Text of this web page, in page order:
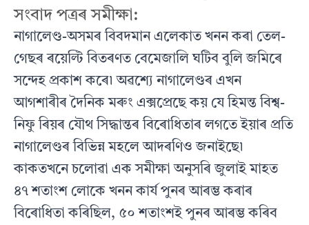
সংবাদ পত্ৰৰ সমীক্ষা:
নাগালেণ্ড-অসমৰ বিবদমান এলেকাত খনন কৰা তেল-
গেছৰ ৰয়েল্টি বিতৰণত বেমেজালি ঘটিব বুলি জমিৰে
সন্দেহ প্ৰকাশ কৰে৷ অৱশ্যে নাগালেণ্ডৰ এখন
আগশাৰীৰ দৈনিক মৰুং এক্সপ্ৰেছে কয় যে হিমন্ত বিশ্ব-
নিফু ৰিয়ৰ যৌথ সিদ্ধান্তৰ বিৰোধিতাৰ লগতে ইয়াৰ প্ৰতি
নাগালেণ্ডৰ বিভিন্ন মহলে আদৰণিও জনাইছে৷
কাকতখনে চলোৱা এক সমীক্ষা অনুসৰি জুলাই মাহত
৪৭ শতাংশ লোকে খনন কাৰ্য পুনৰ আৰম্ভ কৰাৰ
বিৰোধিতা কৰিছিল, ৫০ শতাংশই পুনৰ আৰম্ভ কৰিব